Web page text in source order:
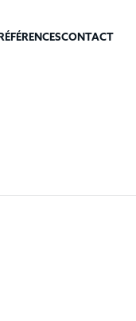
RÉFÉRENCESCONTACT